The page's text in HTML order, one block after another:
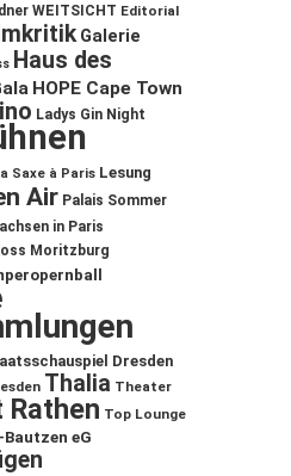
WEITSICHT Editorial
Galerie
Haus des
HOPE Cape Town
Ladys Gin Night
Saxe à Paris Lesung
Air Palais Sommer
in Paris
Moritzburg
Dresden
Thalia Theater
Top Lounge
eG